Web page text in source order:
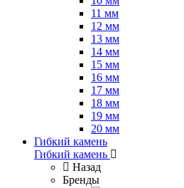
11 мм
12 мм
13 мм
14 мм
15 мм
16 мм
17 мм
18 мм
19 мм
20 мм
Гибкий камень
Гибкий камень
Назад
Бренды